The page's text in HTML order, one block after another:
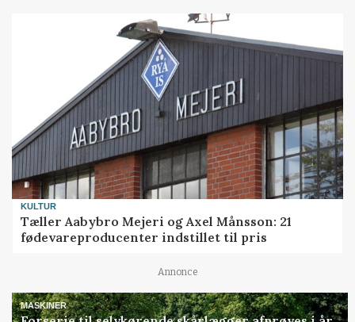
KULTUR
Tæller Aabybro Mejeri og Axel Månsson: 21
fødevareproducenter indstillet til pris
Annonce
MASKINER